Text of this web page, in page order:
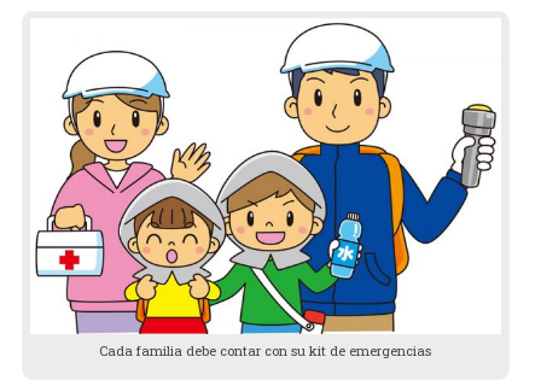
Cada familia debe contar con su kit de emergencias